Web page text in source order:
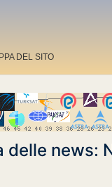
DEL SITO
delle news: